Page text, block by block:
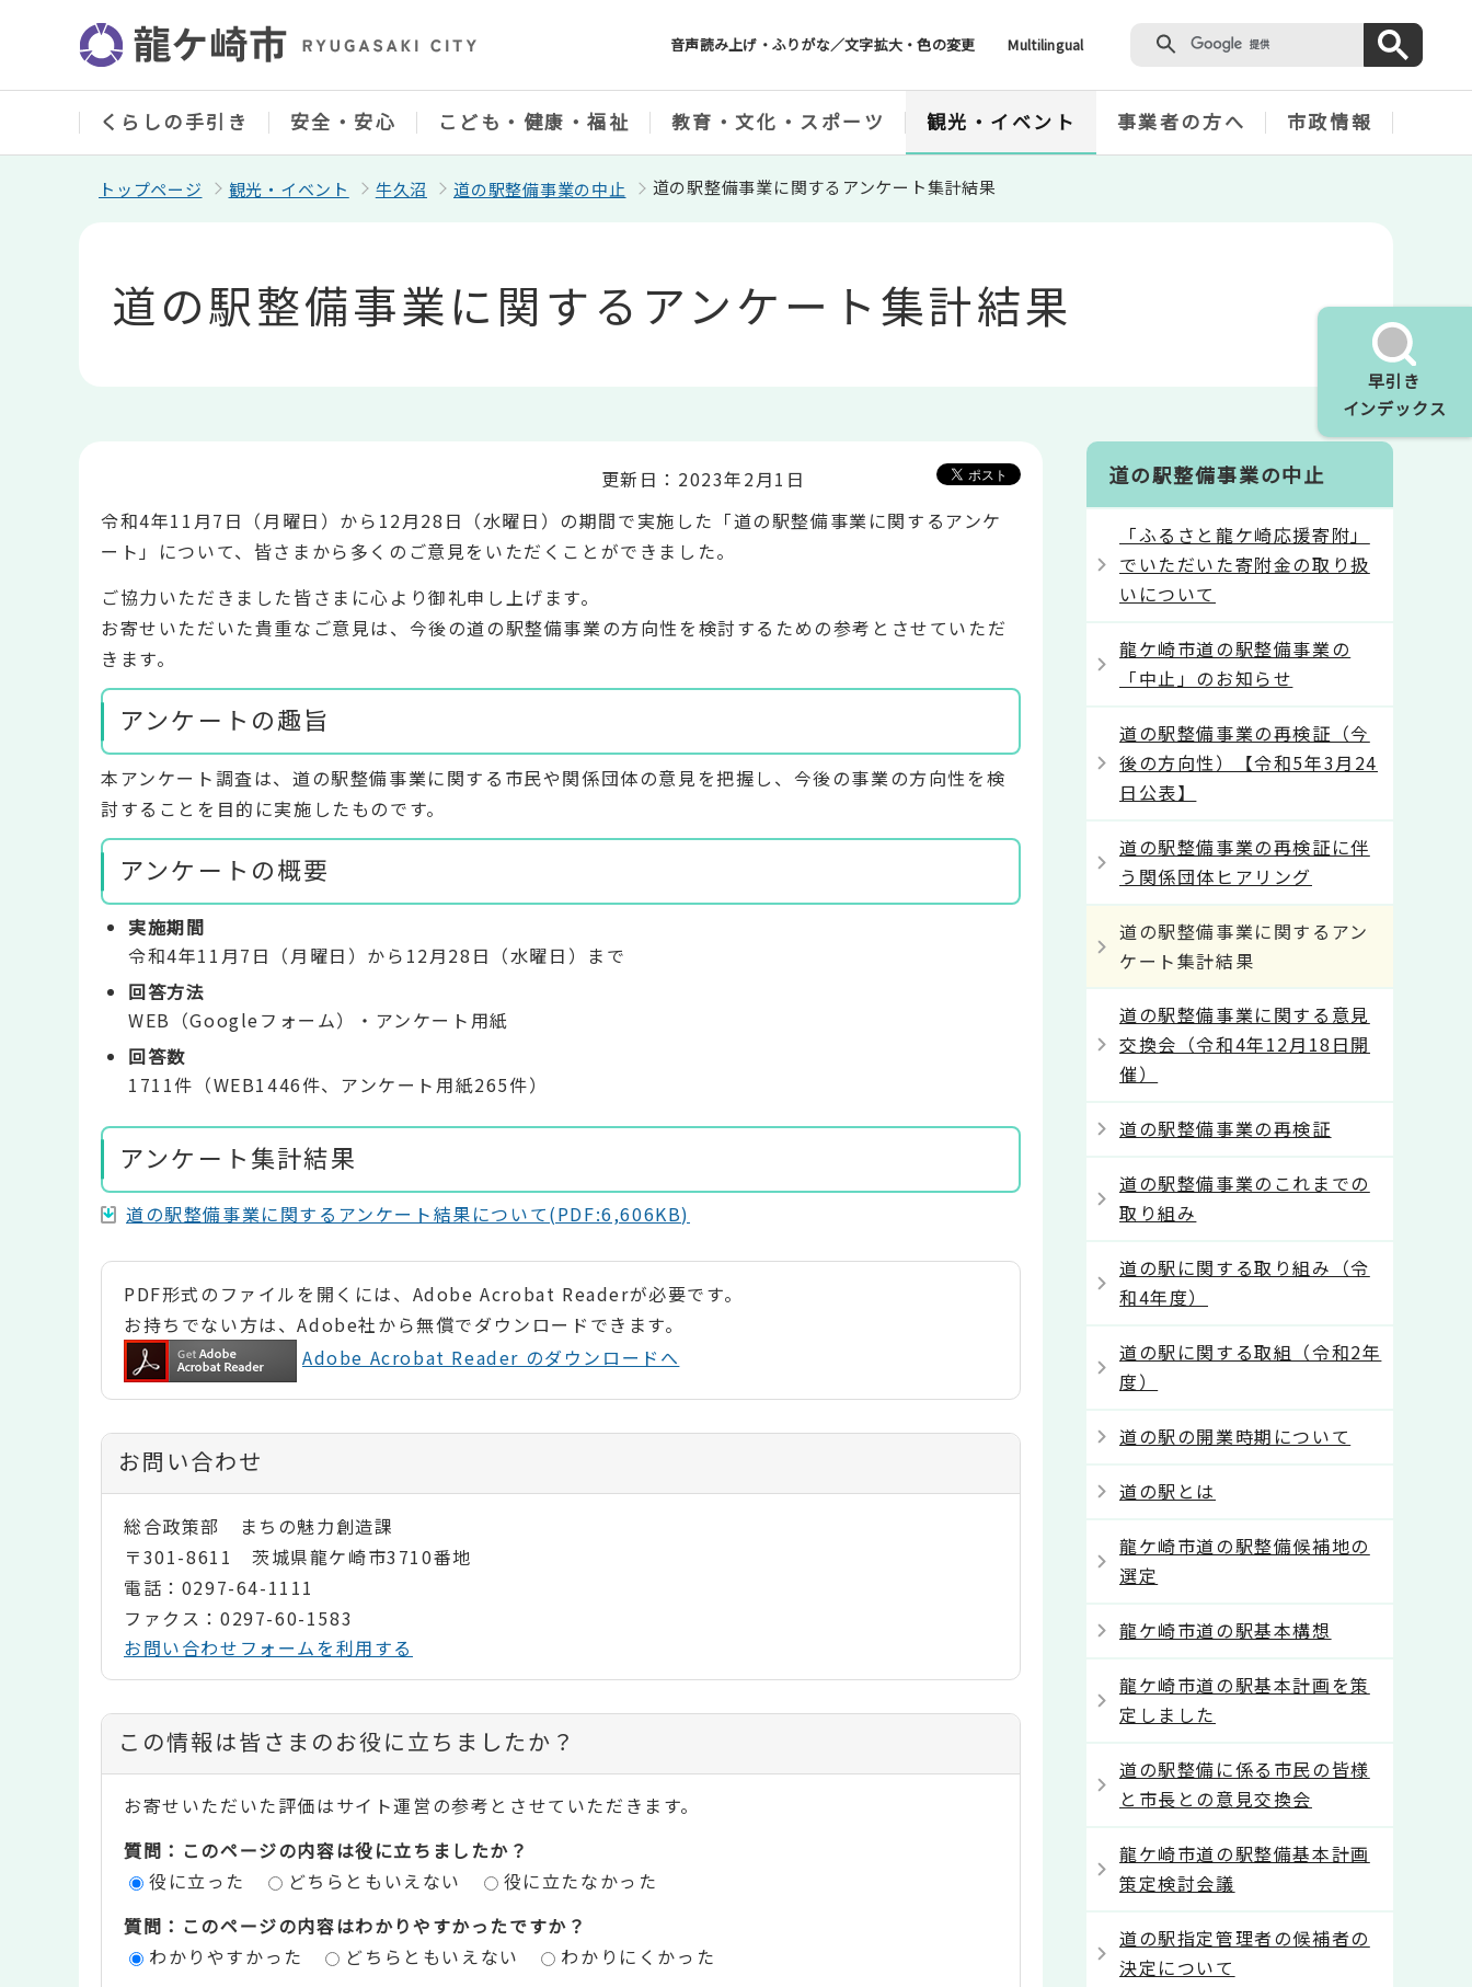
ジ
音声読み上げ・ふりがな／文字拡大・色の変更 Multilingual
早引き
インデックス
くらしの手引き 安全・安心 こども・健康・福祉 教育・文化・スポーツ 観光・イベント 事業者の方へ 市政情報
トップページ 観光・イベント 牛久沼 道の駅整備事業の中止 道の駅整備事業に関するアンケート集計結果
道の駅整備事業に関するアンケート集計結果
更新日：2023年2月1日
令和4年11月7日（月曜日）から12月28日（水曜日）の期間で実施した「道の駅整備事業に関するアンケ
ート」について、皆さまから多くのご意見をいただくことができました。
ご協力いただきました皆さまに心より御礼申し上げます。
お寄せいただいた貴重なご意見は、今後の道の駅整備事業の方向性を検討するための参考とさせていただ
きます。
アンケートの趣旨
本アンケート調査は、道の駅整備事業に関する市民や関係団体の意見を把握し、今後の事業の方向性を検
討することを目的に実施したものです。
アンケートの概要
実施期間
令和4年11月7日（月曜日）から12月28日（水曜日）まで
回答方法
WEB（Googleフォーム）・アンケート用紙
回答数
1711件（WEB1446件、アンケート用紙265件）
アンケート集計結果
道の駅整備事業に関するアンケート結果について(PDF:6,606KB)
PDF形式のファイルを開くには、Adobe Acrobat Readerが必要です。
お持ちでない方は、Adobe社から無償でダウンロードできます。
Adobe Acrobat Reader のダウンロードへ
お問い合わせ
総合政策部 まちの魅力創造課
〒301-8611 茨城県龍ケ崎市3710番地
電話：0297-64-1111
ファクス：0297-60-1583
お問い合わせフォームを利用する
コ
ン
テ
ン
評
この情報は皆さまのお役に立ちましたか？
お寄せいただいた評価はサイト運営の参考とさせていただきます。
質問：このページの内容は役に立ちましたか？
役に立った
どちらともいえない
役に立たなかった
質問：このページの内容はわかりやすかったですか？
わかりやすかった
どちらともいえない
わかりにくかった
道の駅整備事業の中止
「ふるさと龍ケ崎応援寄附」
でいただいた寄附金の取り扱
いについて
龍ケ崎市道の駅整備事業の
「中止」のお知らせ
道の駅整備事業の再検証（今
後の方向性）【令和5年3月24
日公表】
道の駅整備事業の再検証に伴
う関係団体ヒアリング
道の駅整備事業に関するアン
ケート集計結果
道の駅整備事業に関する意見
交換会（令和4年12月18日開
催）
道の駅整備事業の再検証
道の駅整備事業のこれまでの
取り組み
道の駅に関する取り組み（令
和4年度）
道の駅に関する取組（令和2年
度）
道の駅の開業時期について
道の駅とは
龍ケ崎市道の駅整備候補地の
選定
龍ケ崎市道の駅基本構想
龍ケ崎市道の駅基本計画を策
定しました
道の駅整備に係る市民の皆様
と市長との意見交換会
龍ケ崎市道の駅整備基本計画
策定検討会議
道の駅指定管理者の候補者の
決定について